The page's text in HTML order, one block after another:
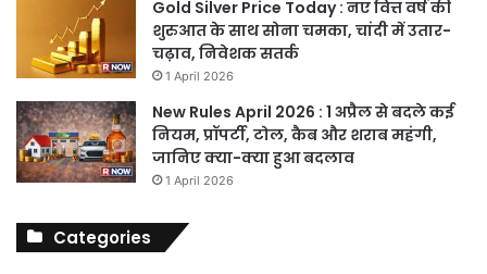
Gold Silver Price Today : नए वित्त वर्ष की
शुरुआत के साथ सोना चमका, चांदी में उतार-
चढ़ाव, निवेशक सतर्क
1 April 2026
New Rules April 2026 : 1 अप्रैल से बदले कई
नियम, प्रॉपर्टी, टोल, कैब और शराब महंगी,
जानिए क्या-क्या हुआ बदलाव
1 April 2026
Categories